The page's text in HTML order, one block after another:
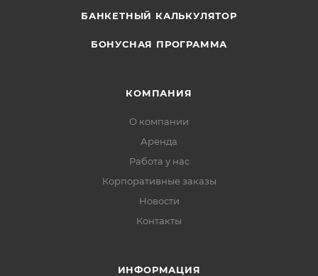
БАНКЕТНЫЙ КАЛЬКУЛЯТОР
БОНУСНАЯ ПРОГРАММА
КОМПАНИЯ
О компании
Аренда
Работа у нас
Корпоративные заказы
Новости
Контакты
ИНФОРМАЦИЯ